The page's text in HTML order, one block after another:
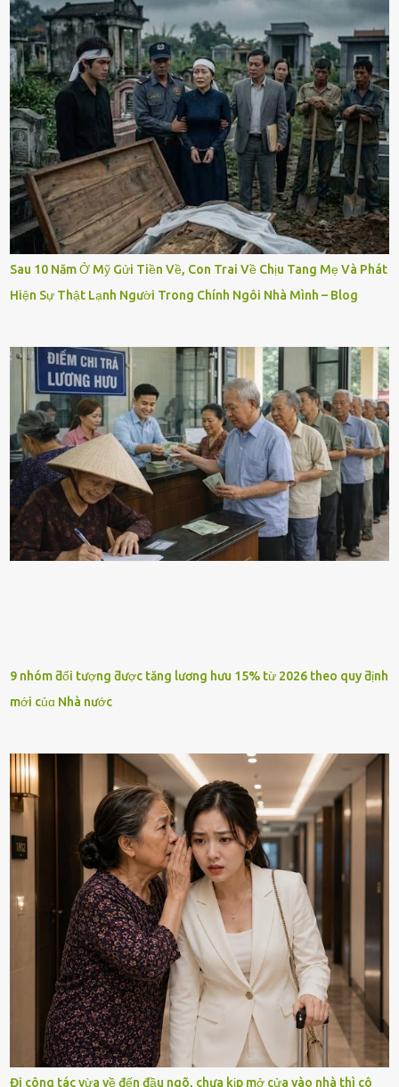
Sau 10 Năm Ở Mỹ Gửi Tiền Về, Con Trai Về Chịu Tang Mẹ Và Phát
Hiện Sự Thật Lạnh Người Trong Chính Ngôi Nhà Mình – Blog
9 nhóm ƌối tượng ƌược tăng lương hưu 15% từ 2026 theo quy ƌịnh
mới củɑ Nhà nước
Đi công tác vừa về đến đầu ngõ, chưa kịp mở cửa vào nhà thì cô